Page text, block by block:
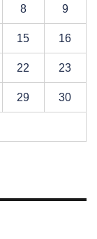
8 9
15 16
22 23
29 30